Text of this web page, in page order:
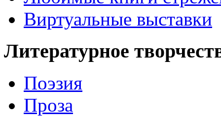
Виртуальные выставки
Литературное
Поэзия
Проза